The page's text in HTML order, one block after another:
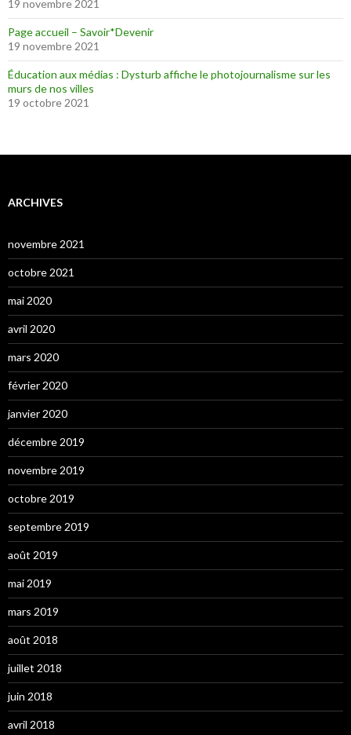
19 novembre 2021
Page accueil – Savoir*Devenir
19 novembre 2021
Éducation aux médias : Dysturb affiche le photojournalisme sur les
murs de nos villes
19 octobre 2021
ARCHIVES
novembre 2021
octobre 2021
mai 2020
avril 2020
mars 2020
février 2020
janvier 2020
décembre 2019
novembre 2019
octobre 2019
septembre 2019
août 2019
mai 2019
mars 2019
août 2018
juillet 2018
juin 2018
avril 2018